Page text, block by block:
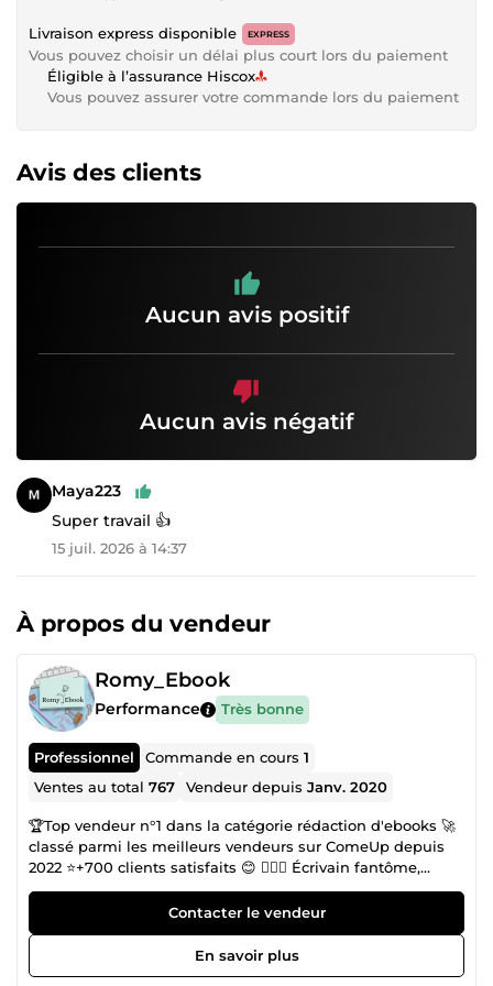
Livraison express disponible EXPRESS
Vous pouvez choisir un délai plus court lors du paiement
Éligible à l’assurance Hiscox
Vous pouvez assurer votre commande lors du paiement
Avis des clients
Aucun avis positif
Aucun avis négatif
Maya223
Super travail 👍
15 juil. 2026 à 14:37
À propos du vendeur
Romy_Ebook
Performance Très bonne
Professionnel Commande en cours1
Ventes au total767 Vendeur depuisJanv. 2020
🏆Top vendeur n°1 dans la catégorie rédaction d'ebooks 🚀
classé parmi les meilleurs vendeurs sur ComeUp depuis
2022 ⭐+700 clients satisfaits 😊 ✍🏾👻 Écrivain fantôme,
Ghostwriter, Romy… appelez-moi comme vous le
souhaitez... Vous ne verrez jamais mon visage, pourtant je
suis là, juste derrière les mots, prêt à m’infiltrer dans vos
pensées les plus secrètes. Sans un bruit, je pénètre votre
univers, j’explore chaque repli de votre imagination et je
Contacter le vendeur
En savoir plus